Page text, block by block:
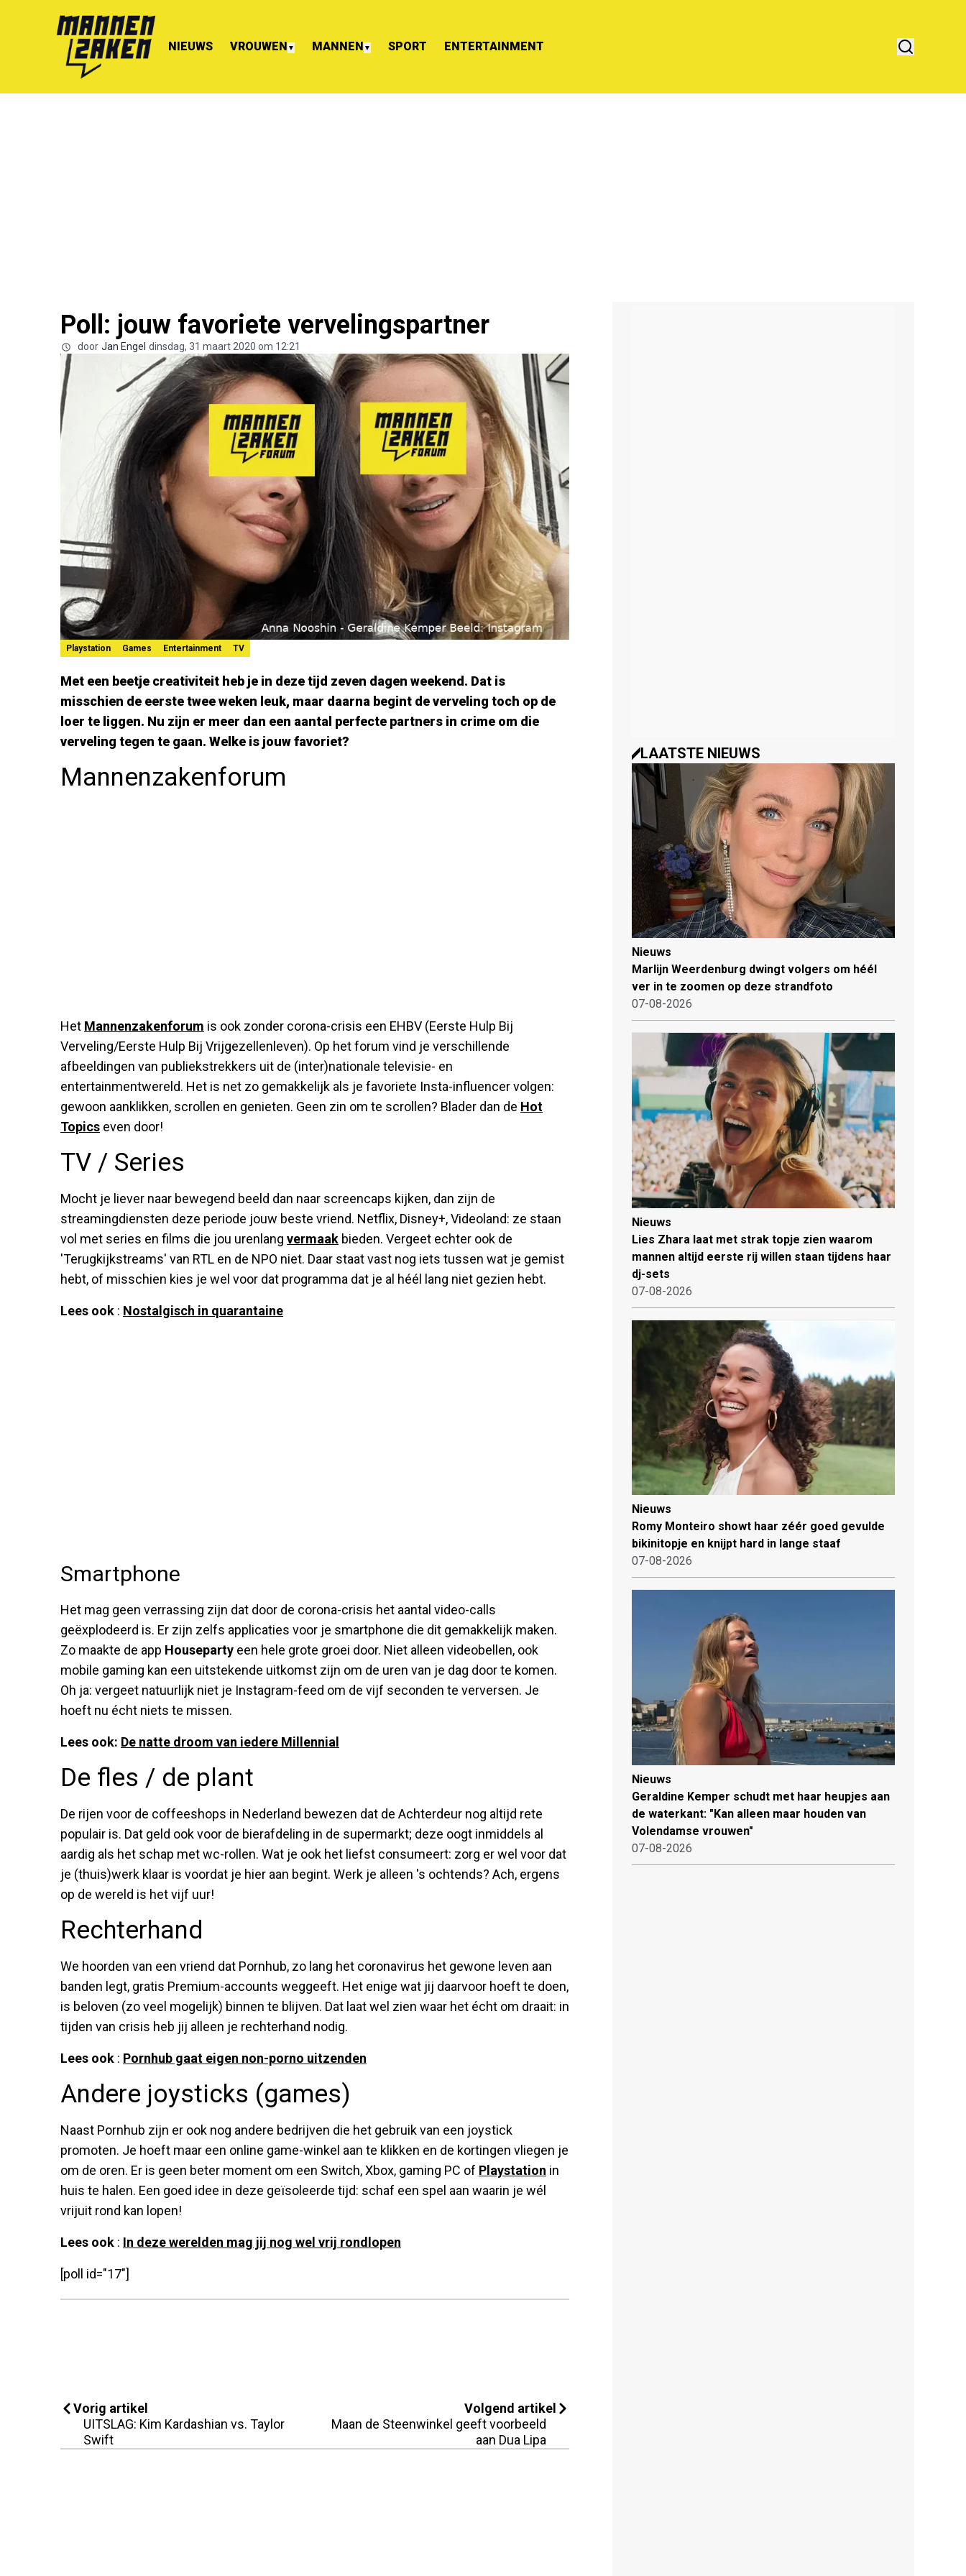
NIEUWS VROUWEN ▼ MANNEN ▼ SPORT ENTERTAINMENT
Poll: jouw favoriete vervelingspartner
door Jan Engel dinsdag, 31 maart 2020 om 12:21
Playstation Games Entertainment TV
Met een beetje creativiteit heb je in deze tijd zeven dagen weekend. Dat is
misschien de eerste twee weken leuk, maar daarna begint de verveling toch op de
loer te liggen. Nu zijn er meer dan een aantal perfecte partners in crime om die
verveling tegen te gaan. Welke is jouw favoriet?
Mannenzakenforum
Het Mannenzakenforum is ook zonder corona-crisis een EHBV (Eerste Hulp Bij
Verveling/Eerste Hulp Bij Vrijgezellenleven). Op het forum vind je verschillende
afbeeldingen van publiekstrekkers uit de (inter)nationale televisie- en
entertainmentwereld. Het is net zo gemakkelijk als je favoriete Insta-influencer volgen:
gewoon aanklikken, scrollen en genieten. Geen zin om te scrollen? Blader dan de Hot
Topics even door!
TV / Series
Mocht je liever naar bewegend beeld dan naar screencaps kijken, dan zijn de
streamingdiensten deze periode jouw beste vriend. Netflix, Disney+, Videoland: ze staan
vol met series en films die jou urenlang vermaak bieden. Vergeet echter ook de
'Terugkijkstreams' van RTL en de NPO niet. Daar staat vast nog iets tussen wat je gemist
hebt, of misschien kies je wel voor dat programma dat je al héél lang niet gezien hebt.
Lees ook : Nostalgisch in quarantaine
Smartphone
Het mag geen verrassing zijn dat door de corona-crisis het aantal video-calls
geëxplodeerd is. Er zijn zelfs applicaties voor je smartphone die dit gemakkelijk maken.
Zo maakte de app Houseparty een hele grote groei door. Niet alleen videobellen, ook
mobile gaming kan een uitstekende uitkomst zijn om de uren van je dag door te komen.
Oh ja: vergeet natuurlijk niet je Instagram-feed om de vijf seconden te verversen. Je
hoeft nu écht niets te missen.
Lees ook: De natte droom van iedere Millennial
De fles / de plant
De rijen voor de coffeeshops in Nederland bewezen dat de Achterdeur nog altijd rete
populair is. Dat geld ook voor de bierafdeling in de supermarkt; deze oogt inmiddels al
aardig als het schap met wc-rollen. Wat je ook het liefst consumeert: zorg er wel voor dat
je (thuis)werk klaar is voordat je hier aan begint. Werk je alleen 's ochtends? Ach, ergens
op de wereld is het vijf uur!
Rechterhand
We hoorden van een vriend dat Pornhub, zo lang het coronavirus het gewone leven aan
banden legt, gratis Premium-accounts weggeeft. Het enige wat jij daarvoor hoeft te doen,
is beloven (zo veel mogelijk) binnen te blijven. Dat laat wel zien waar het écht om draait: in
tijden van crisis heb jij alleen je rechterhand nodig.
Lees ook : Pornhub gaat eigen non-porno uitzenden
Andere joysticks (games)
Naast Pornhub zijn er ook nog andere bedrijven die het gebruik van een joystick
promoten. Je hoeft maar een online game-winkel aan te klikken en de kortingen vliegen je
om de oren. Er is geen beter moment om een Switch, Xbox, gaming PC of Playstation in
huis te halen. Een goed idee in deze geïsoleerde tijd: schaf een spel aan waarin je wél
vrijuit rond kan lopen!
Lees ook : In deze werelden mag jij nog wel vrij rondlopen
[poll id="17"]
Vorig artikel
UITSLAG: Kim Kardashian vs. Taylor
Swift
Volgend artikel
Maan de Steenwinkel geeft voorbeeld
aan Dua Lipa
LAATSTE NIEUWS
Nieuws
Marlijn Weerdenburg dwingt volgers om héél
ver in te zoomen op deze strandfoto
07-08-2026
Nieuws
Lies Zhara laat met strak topje zien waarom
mannen altijd eerste rij willen staan tijdens haar
dj-sets
07-08-2026
Nieuws
Romy Monteiro showt haar zéér goed gevulde
bikinitopje en knijpt hard in lange staaf
07-08-2026
Nieuws
Geraldine Kemper schudt met haar heupjes aan
de waterkant: "Kan alleen maar houden van
Volendamse vrouwen"
07-08-2026